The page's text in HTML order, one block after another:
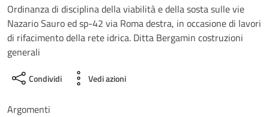
Ordinanza di disciplina della viabilità e della sosta sulle vie
Nazario Sauro ed sp-42 via Roma destra, in occasione di lavori
di rifacimento della rete idrica. Ditta Bergamin costruzioni
generali
Condividi Vedi azioni
Argomenti